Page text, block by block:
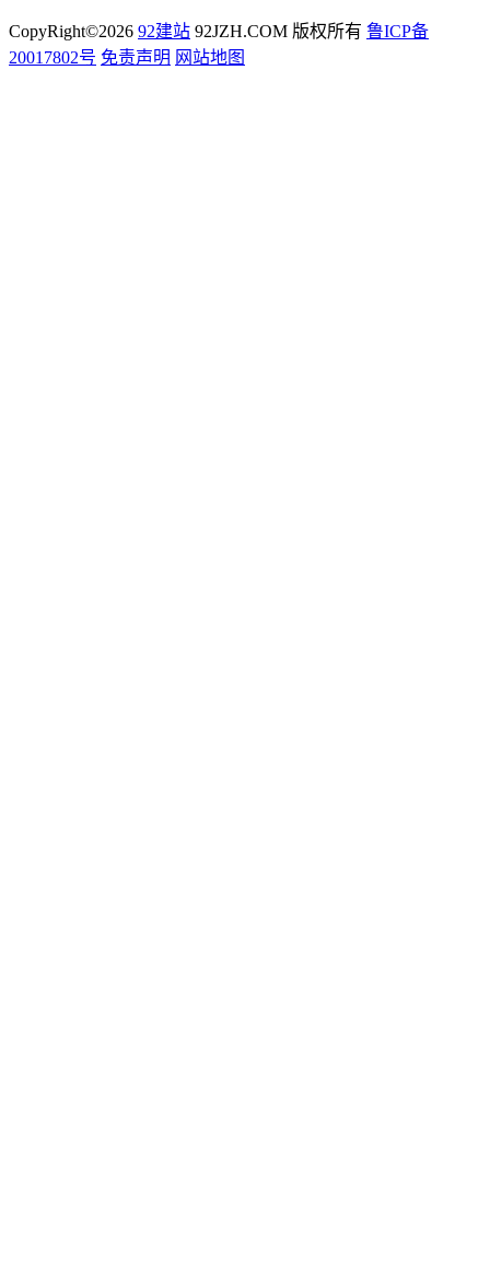
CopyRight©2026 92建站 92JZH.COM 版权所有 鲁ICP备
20017802号 免责声明 网站地图